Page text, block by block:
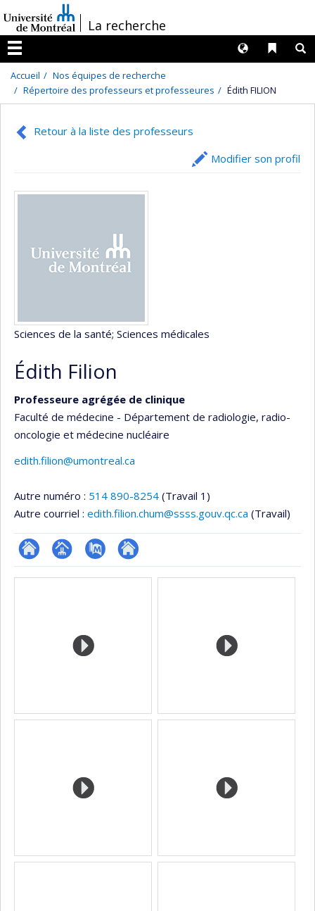
au
contenu
/La recherche
Menu
Liens
Langues
Accueil
Nos équipes de recherche
Répertoire des professeurs et professeures
Édith FILION
Retour à la liste des professeurs
Modifier son profil
Sciences de la santé; Sciences médicales
Édith Filion
Professeure agrégée de clinique
Faculté de médecine - Département de radiologie, radio-
oncologie et médecine nucléaire
edith.filion@umontreal.ca
Autre numéro : 514 890-8254 (Travail 1)
Autre courriel : edith.filion.chum@ssss.gouv.qc.ca (Travail)
ResearchGate
Page PubMedAutre
Médias